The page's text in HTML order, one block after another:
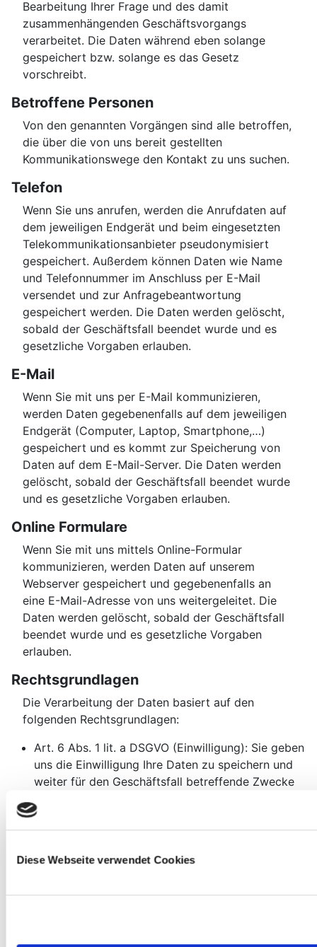
Diese Webseite verwendet Cookies
Bearbeitung Ihrer Frage und des damit
zusammenhängenden Geschäftsvorgangs
verarbeitet. Die Daten während eben solange
gespeichert bzw. solange es das Gesetz
vorschreibt.
Betroffene Personen
Von den genannten Vorgängen sind alle betroffen,
die über die von uns bereit gestellten
Kommunikationswege den Kontakt zu uns suchen.
Telefon
Wenn Sie uns anrufen, werden die Anrufdaten auf
dem jeweiligen Endgerät und beim eingesetzten
Telekommunikationsanbieter pseudonymisiert
gespeichert. Außerdem können Daten wie Name
und Telefonnummer im Anschluss per E-Mail
versendet und zur Anfragebeantwortung
gespeichert werden. Die Daten werden gelöscht,
sobald der Geschäftsfall beendet wurde und es
gesetzliche Vorgaben erlauben.
E-Mail
Wenn Sie mit uns per E-Mail kommunizieren,
werden Daten gegebenenfalls auf dem jeweiligen
Endgerät (Computer, Laptop, Smartphone,…)
gespeichert und es kommt zur Speicherung von
Daten auf dem E-Mail-Server. Die Daten werden
gelöscht, sobald der Geschäftsfall beendet wurde
und es gesetzliche Vorgaben erlauben.
Online Formulare
Wenn Sie mit uns mittels Online-Formular
kommunizieren, werden Daten auf unserem
Webserver gespeichert und gegebenenfalls an
eine E-Mail-Adresse von uns weitergeleitet. Die
Daten werden gelöscht, sobald der Geschäftsfall
beendet wurde und es gesetzliche Vorgaben
erlauben.
Rechtsgrundlagen
Die Verarbeitung der Daten basiert auf den
folgenden Rechtsgrundlagen:
Art. 6 Abs. 1 lit. a DSGVO (Einwilligung): Sie geben
uns die Einwilligung Ihre Daten zu speichern und
weiter für den Geschäftsfall betreffende Zwecke
Art. 6 Abs. 1 lit. b DSGVO (Vertrag): Es besteht die
Notwendigkeit für die Erfüllung eines Vertrags mit
dem Telefonanbieter oder wir müssen die Daten